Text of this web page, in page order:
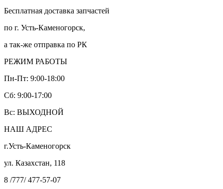
Бесплатная доставка запчастей
по г. Усть-Каменогорск,
а так-же отправка по РК
РЕЖИМ РАБОТЫ
Пн-Пт: 9:00-18:00
Cб: 9:00-17:00
Вс: ВЫХОДНОЙ
НАШ АДРЕС
г.Усть-Каменогорск
ул. Казахстан, 118
8 /777/ 477-57-07